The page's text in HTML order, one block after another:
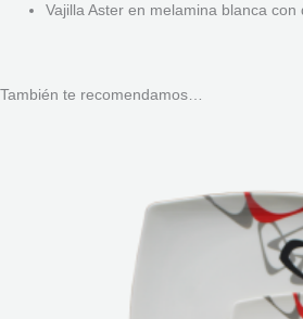
Vajilla Aster en melamina blanca con
También te recomendamos…